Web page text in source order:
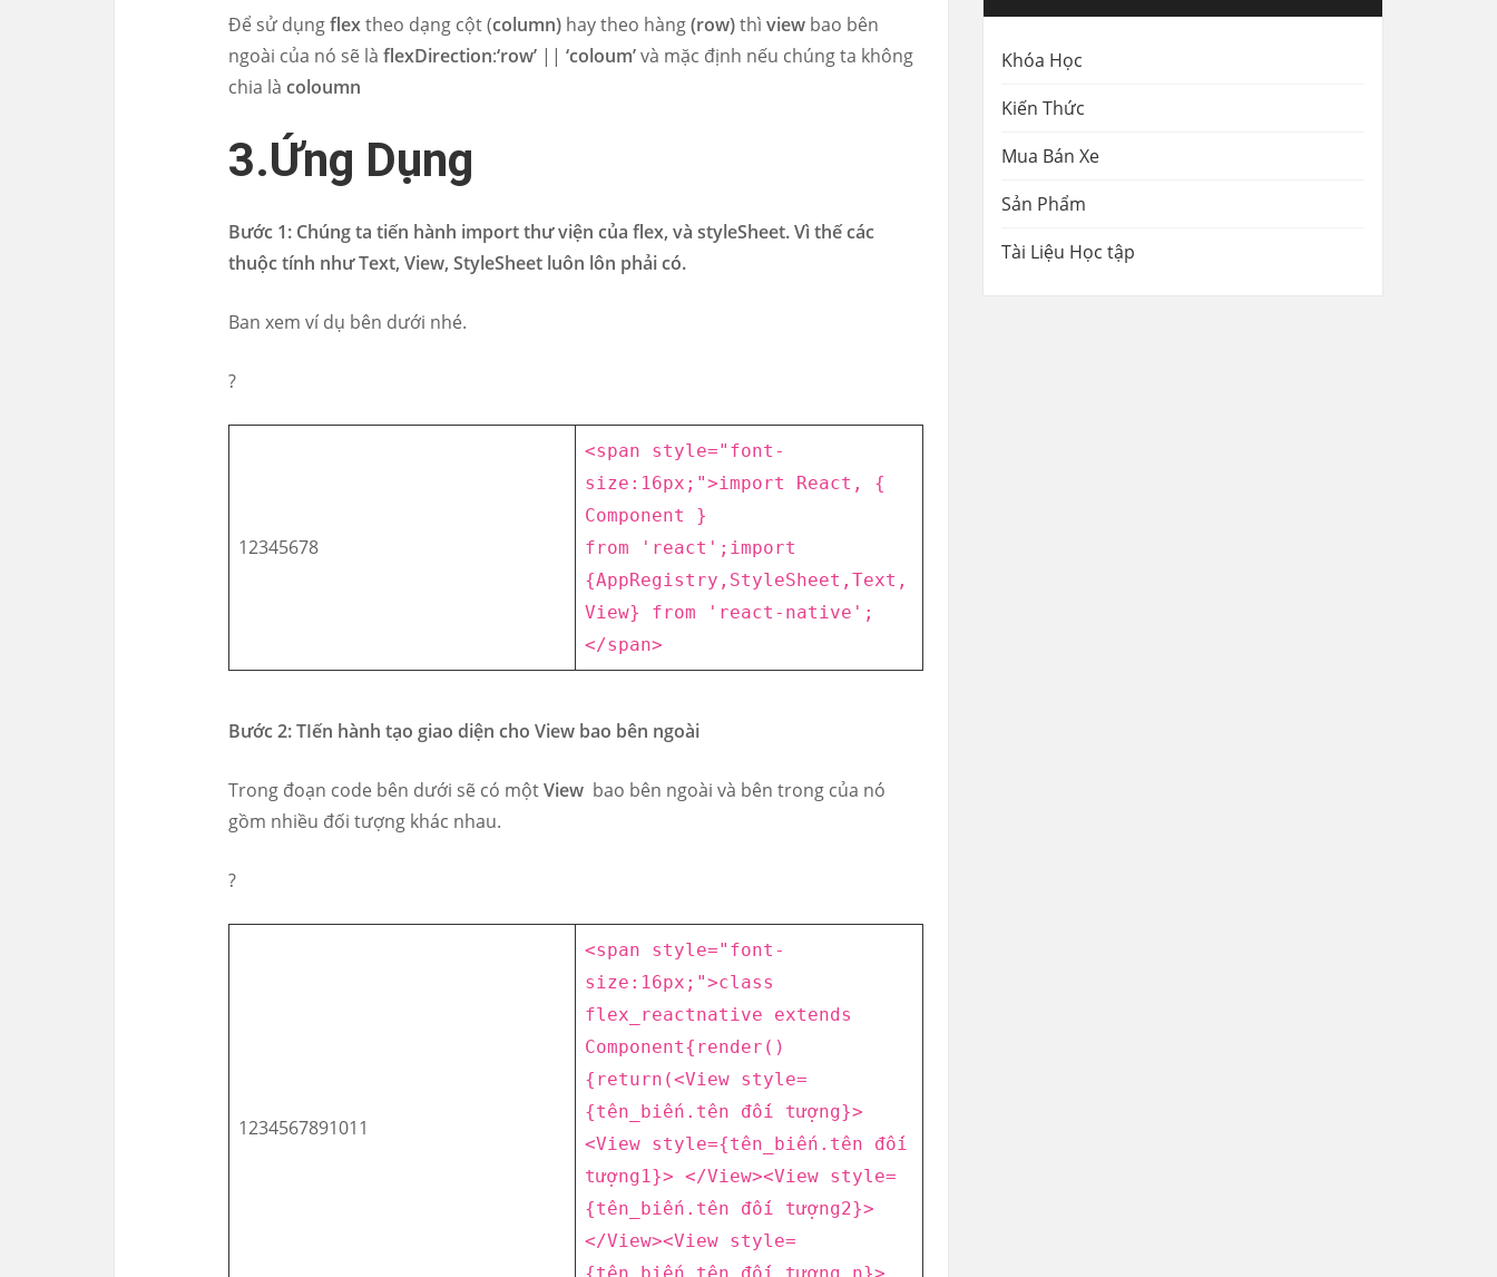
Để sử dụngflextheo dạng cột (column) hay theo hàng(row)thì view bao bên
ngoài của nó sẽ là flexDirection:‘row’ || ‘coloum’và mặc định nếu chúng ta không
chia là coloumn
3.Ứng Dụng
Bước 1: Chúng ta tiến hành import thư viện của flex, và styleSheet. Vì thế các
thuộc tính như Text, View, StyleSheet luôn lôn phải có.
Ban xem ví dụ bên dưới nhé.
?
12345678
<span style="font-
size:16px;">import React, {
Component }
from
'react' ; import
{AppRegistry, StyleSheet, Text,
View} from 'react-native' ;
</span>
Bước 2: TIến hành tạo giao diện cho View bao bên ngoài
Trong đoạn code bên dưới sẽ có mộtView bao bên ngoài và bên trong của nó
gồm nhiều đối tượng khác nhau.
?
1234567891011
<span style="font-
size:16px;">class
flex_reactnative extends
Component{ render()
{ return (<View style=
{tên_biến.tên đối tượng}>
<View style={tên_biến.tên đối
tượng1}> </View><View style=
{tên_biến.tên đối tượng2}>
</View><View style=
Khóa Học
Kiến Thức
Mua Bán Xe
Sản Phẩm
Tài Liệu Học tập